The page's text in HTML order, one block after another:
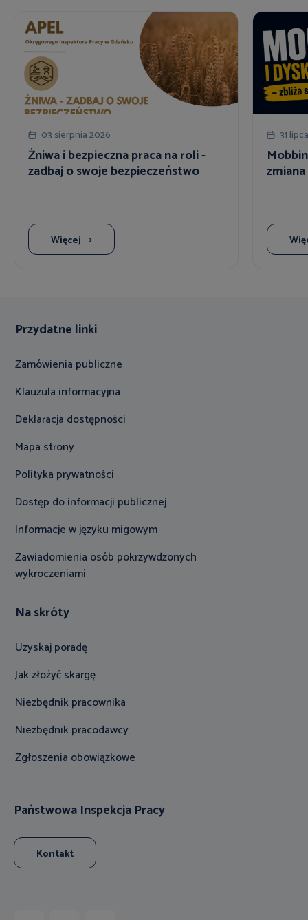
03 sierpnia 2026
Żniwa i bezpieczna praca na roli -
zadbaj o swoje bezpieczeństwo
Więcej
31
Przydatne linki
Zamówienia publiczne
Klauzula informacyjna
Deklaracja dostępności
Mapa strony
Polityka prywatności
Dostęp do informacji publicznej
Informacje w języku migowym
Zawiadomienia osób pokrzywdzonych
wykroczeniami
Na skróty
Uzyskaj poradę
Jak złożyć skargę
Niezbędnik pracownika
Niezbędnik pracodawcy
Zgłoszenia obowiązkowe
Państwowa Inspekcja Pracy
Kontakt